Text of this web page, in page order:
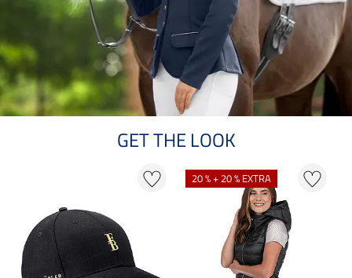
GET THE LOOK
20 % + 20 % EXTRA